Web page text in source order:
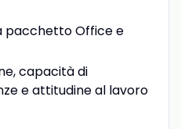
pacchetto Office e
capacità di
e attitudine al lavoro